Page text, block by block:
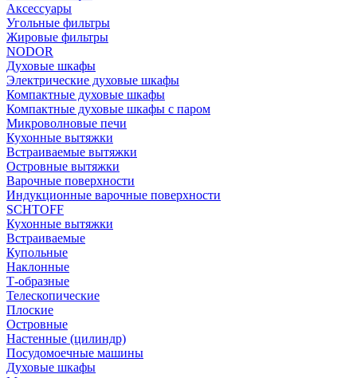
Аксессуары
Угольные фильтры
Жировые фильтры
NODOR
Духовые шкафы
Электрические духовые шкафы
Компактные духовые шкафы
Компактные духовые шкафы с паром
Микроволновые печи
Кухонные вытяжки
Встраиваемые вытяжки
Островные вытяжки
Варочные поверхности
Индукционные варочные поверхности
SCHTOFF
Кухонные вытяжки
Встраиваемые
Купольные
Наклонные
Т-образные
Телескопические
Плоские
Островные
Настенные (цилиндр)
Посудомоечные машины
Духовые шкафы